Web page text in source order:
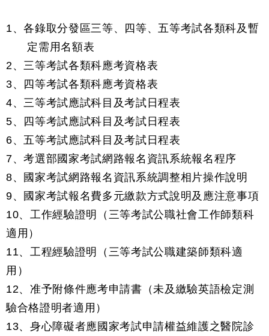
1、各錄取分發區三等、四等、五等考試各類科及暫
定需用名額表
2、三等考試各類科應考資格表
3、四等考試各類科應考資格表
4、三等考試應試科目及考試日程表
5、四等考試應試科目及考試日程表
6、五等考試應試科目及考試日程表
7、考選部國家考試網路報名資訊系統報名程序
8、國家考試網路報名資訊系統調整相片操作說明
9、國家考試報名費多元繳款方式說明及應注意事項
10、工作經驗證明（三等考試公職社會工作師類科
適用）
11、工程經驗證明（三等考試公職建築師類科適
用）
12、准予附條件應考申請書（未及繳驗英語檢定測
驗合格證明者適用）
13、身心障礙者應國家考試申請權益維護之醫院診